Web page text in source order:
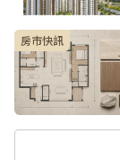
房市快訊